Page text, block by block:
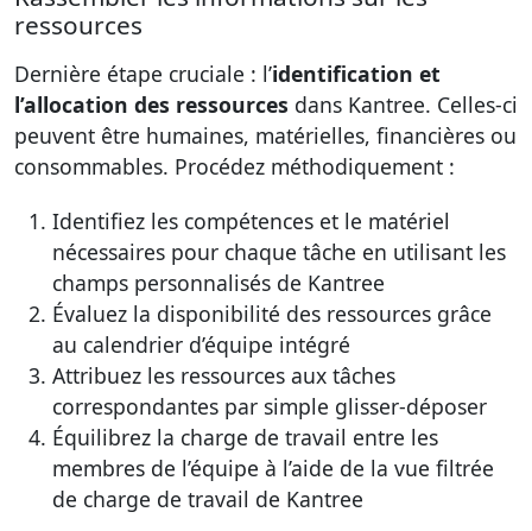
ressources
Dernière étape cruciale : l’identification et
l’allocation des ressources dans Kantree. Celles-ci
peuvent être humaines, matérielles, financières ou
consommables. Procédez méthodiquement :
Identifiez les compétences et le matériel
nécessaires pour chaque tâche en utilisant les
champs personnalisés de Kantree
Évaluez la disponibilité des ressources grâce
au calendrier d’équipe intégré
Attribuez les ressources aux tâches
correspondantes par simple glisser-déposer
Équilibrez la charge de travail entre les
membres de l’équipe à l’aide de la vue filtrée
de charge de travail de Kantree